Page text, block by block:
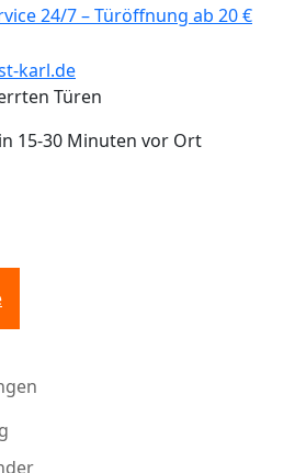
karl.de
Türen
15-30 Minuten vor Ort